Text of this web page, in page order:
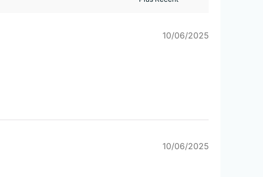
10/06/2025
10/06/2025